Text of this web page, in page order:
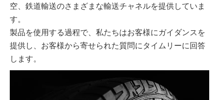
空、鉄道輸送のさまざまな輸送チャネルを提供していま
す。
製品を使用する過程で、私たちはお客様にガイダンスを
提供し、お客様から寄せられた質問にタイムリーに回答
します。